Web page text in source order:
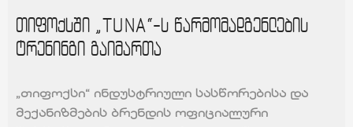
თიფოქსში „TUNA“-ს წარმომადგენლების
ტრენინგი გაიმართა
„თიფოქსი“ ინდუსტრიული სასწორებისა და
მექანიზმების ბრენდის ოფიციალური